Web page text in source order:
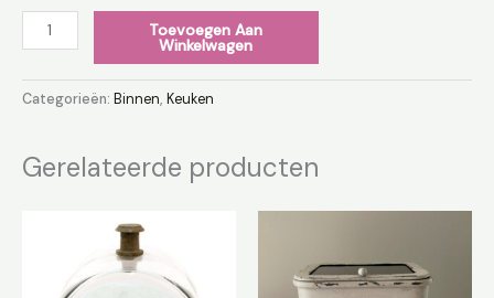
Toevoegen Aan
Winkelwagen
Categorieën: Binnen, Keuken
Gerelateerde producten